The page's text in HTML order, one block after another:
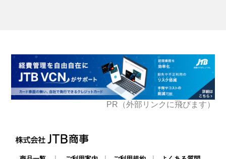
PR（外部リンクに飛びます）